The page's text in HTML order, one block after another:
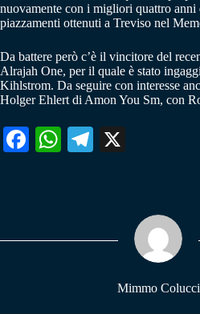
nuovamente con i migliori quattro anni
piazzamenti ottenuti a Treviso nel
Da battere però c’è il vincitore del
Alrajah One, per il quale è stato
Kihlstrom. Da seguire con interesse
Holger Ehlert di Amon You Sm, con
Fa W
pp
Te
m
Mimmo Colucci